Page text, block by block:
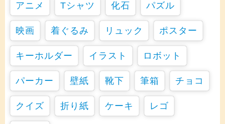
アニメ Tシャツ 化石 パズル
映画 着ぐるみ リュック ポスター
キーホルダー イラスト ロボット
パーカー 壁紙 靴下 筆箱 チョコ
クイズ 折り紙 ケーキ レゴ